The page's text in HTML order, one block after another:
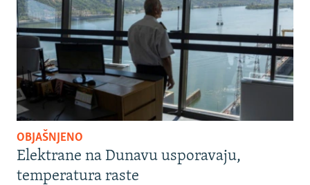
OBJAŠNJENO
Elektrane na Dunavu usporavaju,
temperatura raste